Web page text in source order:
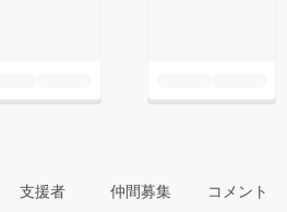
支援者 仲間募集 コメント